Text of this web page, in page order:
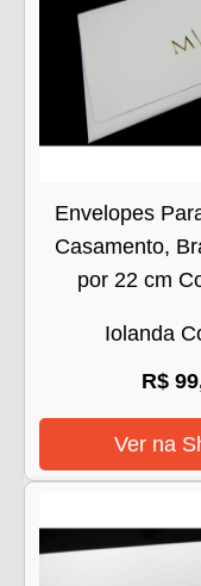
Envelopes
Casamento,
por 22 cm
Iolanda
R$
Ver na